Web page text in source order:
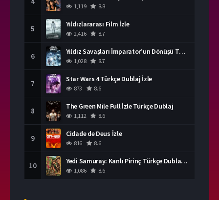
1,119 8.8
5 Yıldızlararası Film İzle
2,416 8.7
6 Yıldız Savaşları İmparator’un Dönüşü Türkçe Dublaj İzle
1,028 8.7
7 Star Wars 4 Türkçe Dublaj İzle
873 8.6
8 The Green Mile Full İzle Türkçe Dublaj
1,112 8.6
9 Cidade de Deus İzle
816 8.6
10 Yedi Samuray: Kanlı Pirinç Türkçe Dublaj İzle
1,086 8.6